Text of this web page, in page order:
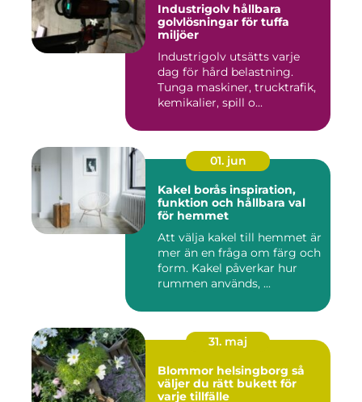
Industrigolv hållbara
golvlösningar för tuffa
miljöer
Industrigolv utsätts varje
dag för hård belastning.
Tunga maskiner, trucktrafik,
kemikalier, spill o...
01. jun
Kakel borås inspiration,
funktion och hållbara val
för hemmet
Att välja kakel till hemmet är
mer än en fråga om färg och
form. Kakel påverkar hur
rummen används, ...
31. maj
Blommor helsingborg så
väljer du rätt bukett för
varje tillfälle